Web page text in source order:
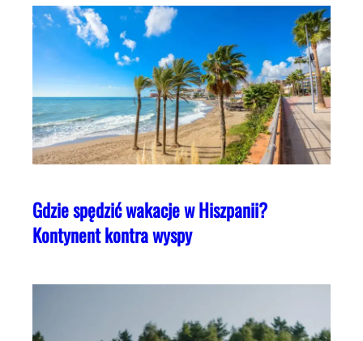
Gdzie spędzić wakacje w Hiszpanii?
Kontynent kontra wyspy